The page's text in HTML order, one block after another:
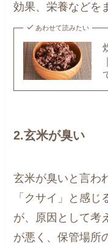
効果、栄養などを
あわせて読みたい
2.玄米が臭い
玄米が臭いと言わ
「クサイ」と感
が、原因として考
が悪く、保管場所